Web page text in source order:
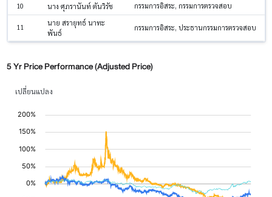
10 นาง ศุภรานันท์ ตันวิรัช กรรมการอิสระ, กรรมการตรวจสอบ
11
นาย สรายุทธ์ นาทะ
พันธ์
กรรมการอิสระ, ประธานกรรมการตรวจสอบ
5 Yr Price Performance (Adjusted Price)
เปลี่ยนแปลง